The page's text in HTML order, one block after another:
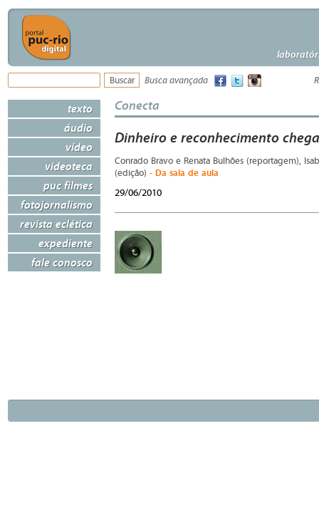
Busca avançada
texto
áudio
vídeo
videoteca
puc filmes
fotojornalismo
revista eclética
expediente
fale conosco
Conecta
Dinheiro e reconhecimento
Conrado Bravo e Renata Bulhões (reportagem),
(edição) - Da sala de aula
29/06/2010